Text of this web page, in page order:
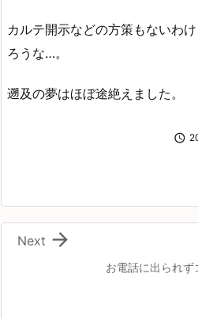
カルテ開示などの方策もないわ
ろうな…。
遡及の夢はほぼ途絶えました。

お電話に出られず

Next